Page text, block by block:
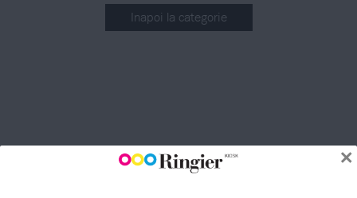
×
Inapoi la categorie